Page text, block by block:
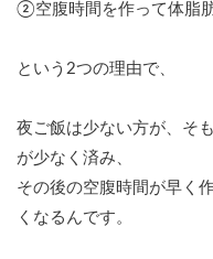
②空腹時間を作って体脂
という2つの理由で、
夜ご飯は少ない方が、そ
が少なく済み、
その後の空腹時間が早く
くなるんです。